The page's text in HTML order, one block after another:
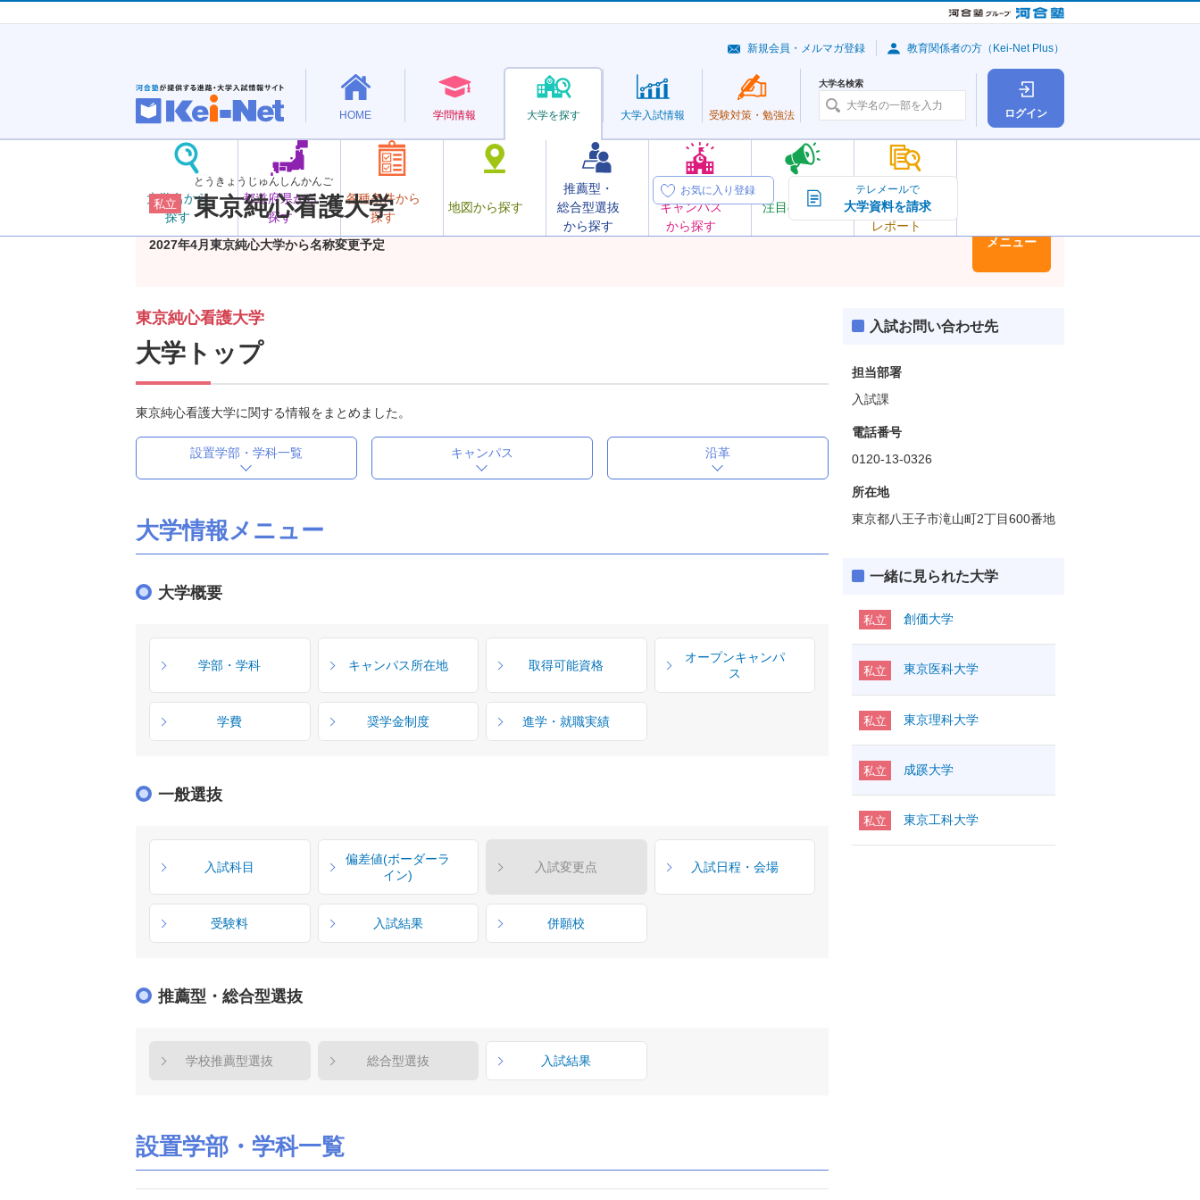
ログイン
HOME 学問情報 大学を探す
大学名から
探す
都道府県から
探す
各種条件から
探す
地図から探す
推薦型・
総合型選抜
から探す
オープン
キャンパス
から探す
注目の大学
大学の今
トピック＆
レポート
大学入試情報 受験対策・ 勉強法
大学名検索
新規会員・メルマガ登録 教育関係者の方（Kei-Net Plus）
私立
とうきょうじゅんしんかんご
東京純心看護大学
2027年4月東京純心大学から名称変更予定
お気に入り登録 テレメールで
大学資料を請求
メニュー
東京純心看護大学
大学トップ
東京純心看護大学に関する情報をまとめました。
設置学部・学科一覧 キャンパス 沿革
大学情報メニュー
大学概要
学部・学科 キャンパス所在地 取得可能資格
オープンキャンパ
ス
学費 奨学金制度 進学・就職実績
一般選抜
入試科目
偏差値(ボーダーラ
イン)
入試変更点 入試日程・会場
受験料 入試結果 併願校
推薦型・総合型選抜
学校推薦型選抜 総合型選抜 入試結果
設置学部・学科一覧
入試お問い合わせ先
担当部署
入試課
電話番号
0120-13-0326
所在地
東京都八王子市滝山町2丁目600番地
一緒に見られた大学
私立 創価大学
私立 東京医科大学
私立 東京理科大学
私立 成蹊大学
私立 東京工科大学